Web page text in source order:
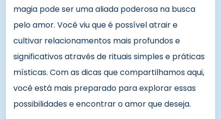
magia pode ser uma aliada poderosa na busca
pelo amor. Você viu que é possível atrair e
cultivar relacionamentos mais profundos e
significativos através de rituais simples e práticas
místicas. Com as dicas que compartilhamos aqui,
você está mais preparado para explorar essas
possibilidades e encontrar o amor que deseja.